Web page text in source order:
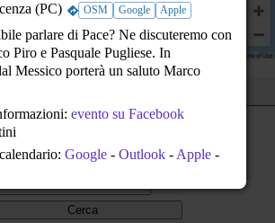
(PC)
OSM Google Apple
parlare di Pace? Ne discuteremo con
Piro e Pasquale Pugliese. In
Messico porterà un saluto Marco
evento su Facebook
Google- Outlook- Apple-